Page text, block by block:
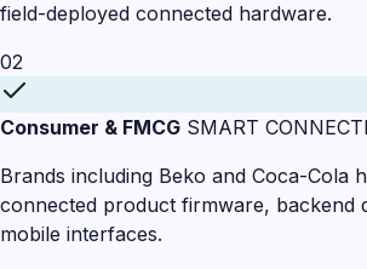
field-deployed connected hardware.
02
Consumer & FMCG SMART
Brands including Beko and Coca-Cola
connected product firmware, backend
mobile interfaces.